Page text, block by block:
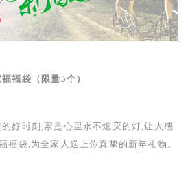
福福袋（限量5个）
好时刻,家是心里永不熄灭的灯,让人感
福袋,为全家人送上你真挚的新年礼物。